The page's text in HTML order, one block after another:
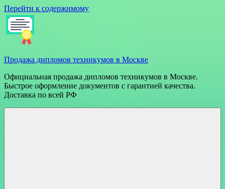
Перейти к содержимому
Продажа дипломов техникумов в Москве
Официальная продажа дипломов техникумов в Москве.
Быстрое оформление документов с гарантией качества.
Доставка по всей РФ